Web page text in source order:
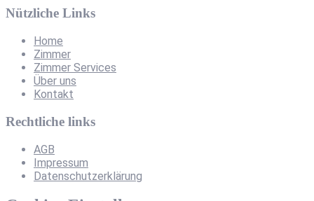
Nützliche Links
Home
Zimmer
Zimmer Services
Über uns
Kontakt
Rechtliche links
AGB
Impressum
Datenschutzerklärung